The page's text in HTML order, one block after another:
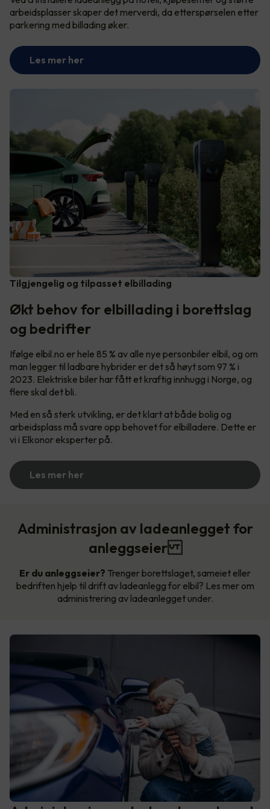
arbeidsplasser skaper det merverdi, da etterspørselen etter
parkering med billading øker.
Les mer her
Tilgjengelig og tilpasset elbillading
Økt behov for elbillading i borettslag
og bedrifter
Ifølge elbil.no er hele 85 % av alle nye personbiler elbil, og om
man legger til ladbare hybrider er det så høyt som 97 % i
2023. Elektriske biler har fått et kraftig innhugg i Norge, og
flere skal det bli.
Med en så sterk utvikling, er det klart at både bolig og
arbeidsplass må svare opp behovet for elbilladere. Dette er
vi i Elkonor eksperter på.
Les mer her
Administrasjon av ladeanlegget for
anleggseier
Er du anleggseier? Trenger borettslaget, sameiet eller
bedriften hjelp til drift av ladeanlegg for elbil? Les mer om
administrering av ladeanlegget under.